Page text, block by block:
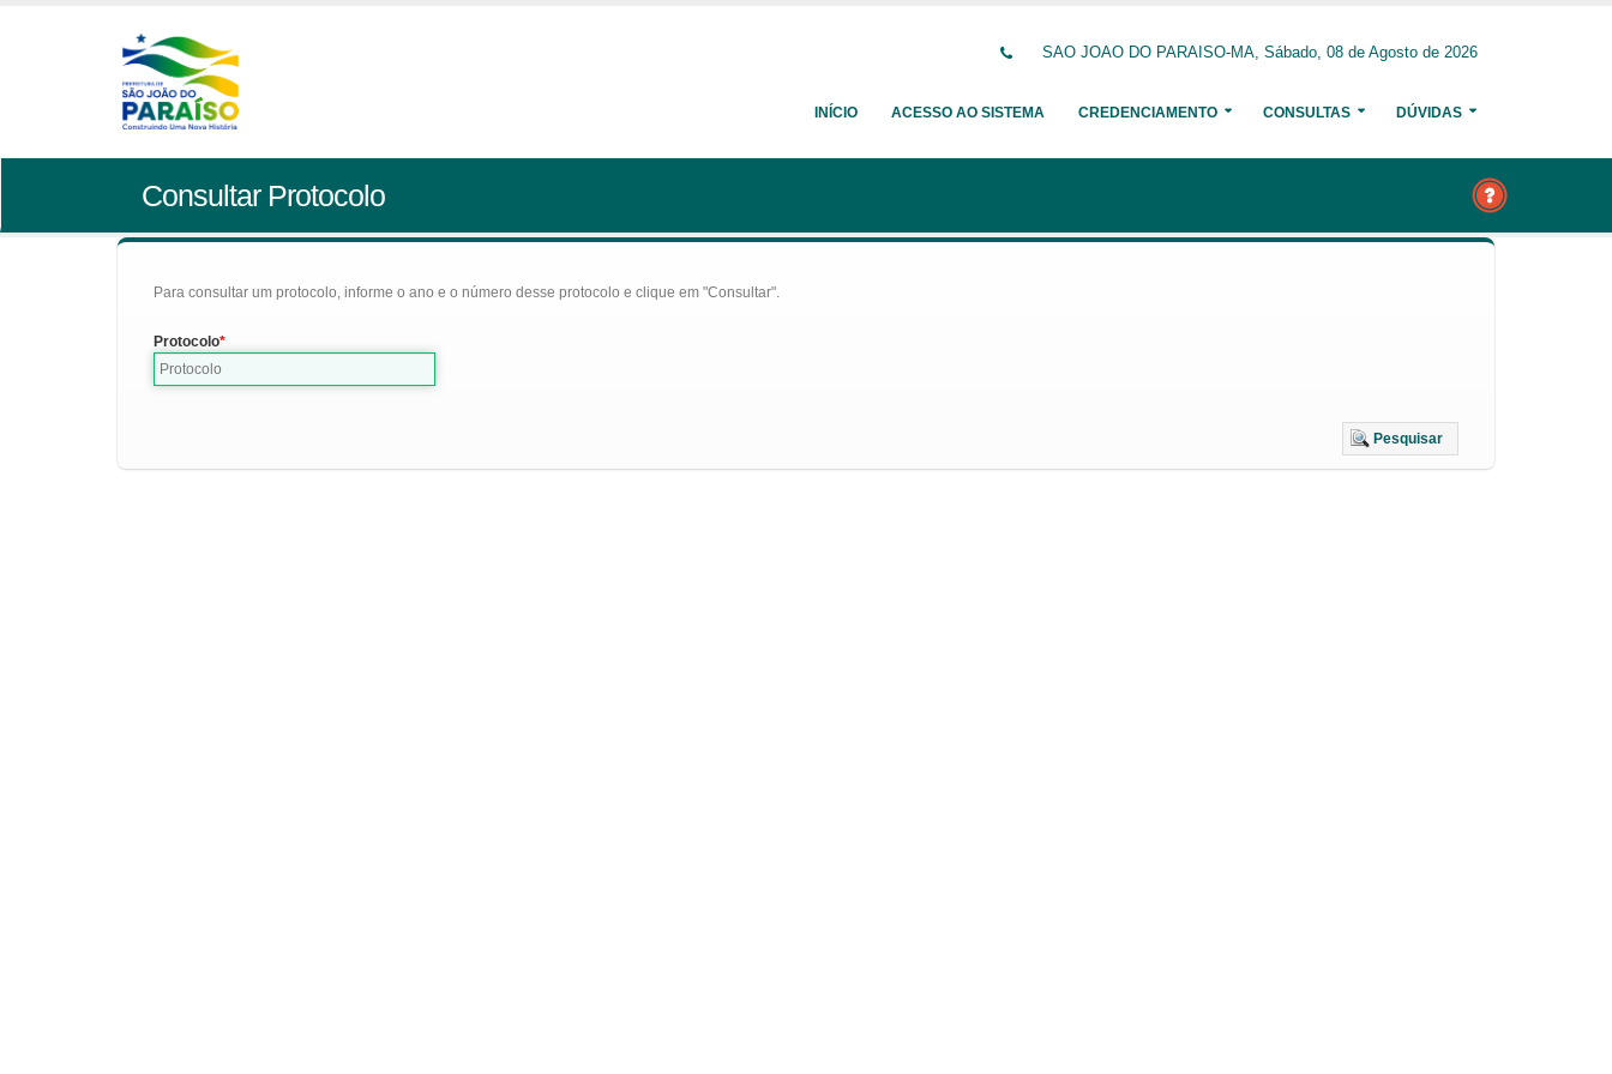
SAO JOAO DO PARAISO-MA, Sábado, 08 de Agosto de 2026
INÍCIO ACESSO AO SISTEMA CREDENCIAMENTO CONSULTAS DÚVIDAS
Consultar Protocolo
Para consultar um protocolo, informe o ano e o número desse protocolo e clique em "Consultar".
Protocolo
Pesquisar